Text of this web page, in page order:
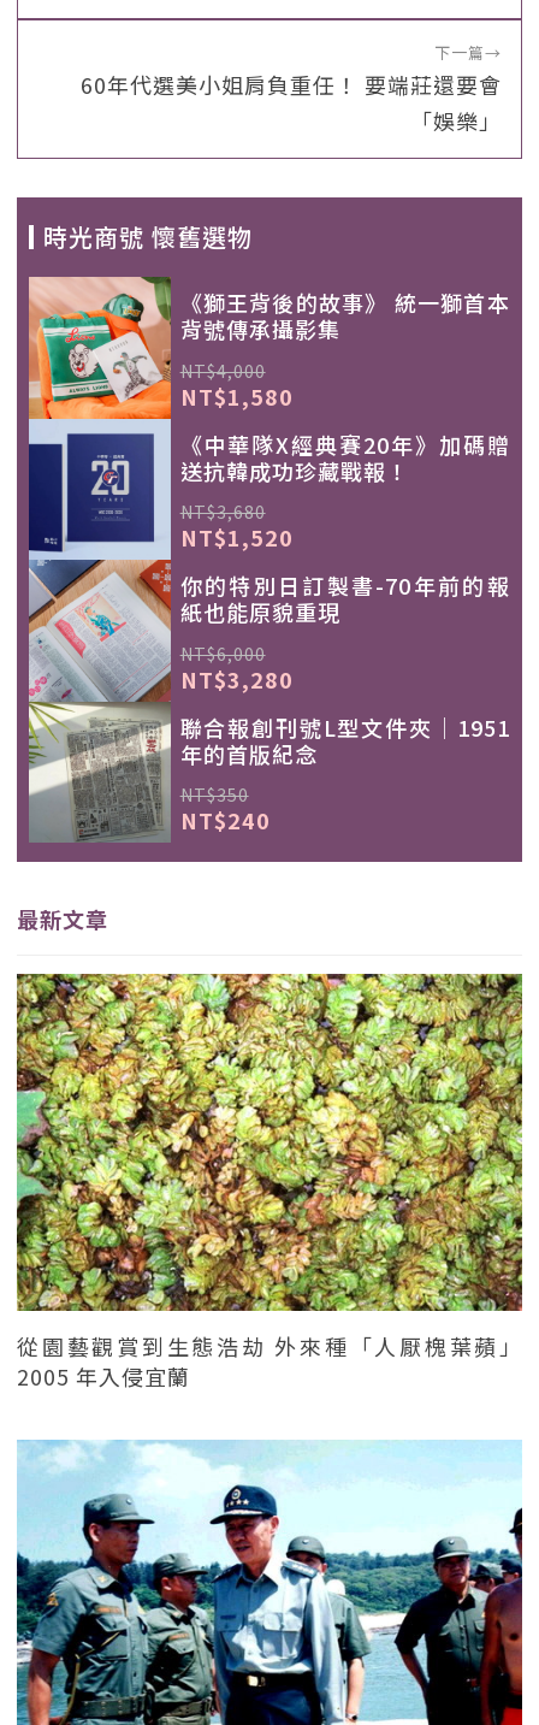
下一篇→
60年代選美小姐肩負重任！ 要端莊還要會
「娛樂」
時光商號 懷舊選物
《獅王背後的故事》 統一獅首本
背號傳承攝影集
NT$4,000
NT$1,580
《中華隊X經典賽20年》加碼贈
送抗韓成功珍藏戰報！
NT$3,680
NT$1,520
你的特別日訂製書-70年前的報
紙也能原貌重現
NT$6,000
NT$3,280
聯合報創刊號L型文件夾｜1951
年的首版紀念
NT$350
NT$240
最新文章
從園藝觀賞到生態浩劫 外來種「人厭槐葉蘋」
2005 年入侵宜蘭